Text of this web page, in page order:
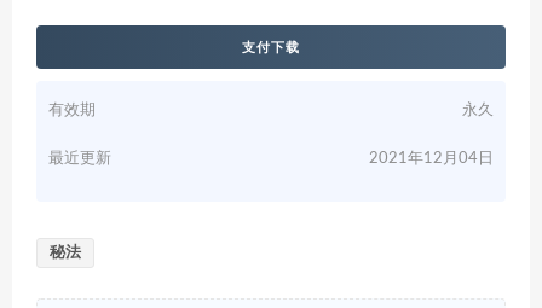
支付下载
有效期 永久
最近更新 2021年12月04日
秘法